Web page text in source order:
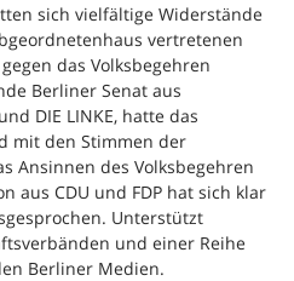
sich vielfältige Widerstände
vertretenen
das Volksbegehren
Berliner Senat aus
DIE LINKE, hatte das
mit den Stimmen der
Ansinnen des Volksbegehren
aus CDU und FDP hat sich klar
Unterstützt
und einer Reihe
Berliner Medien.